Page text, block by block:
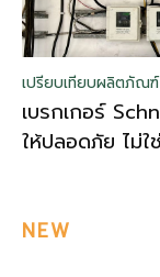
เปรียบเทียบผลิตภัณฑ์
เบรกเกอร์
ให้ปลอดภัย ไม่ใ
NEW